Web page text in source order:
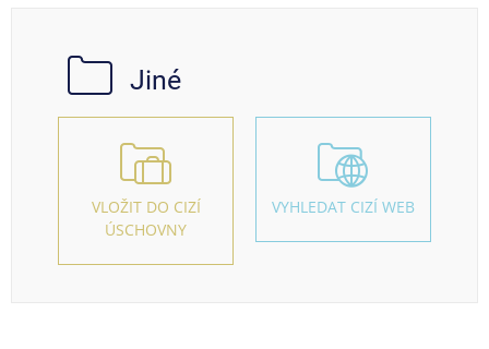
Jiné
VLOŽIT DO CIZÍ
ÚSCHOVNY
VYHLEDAT CIZÍ WEB